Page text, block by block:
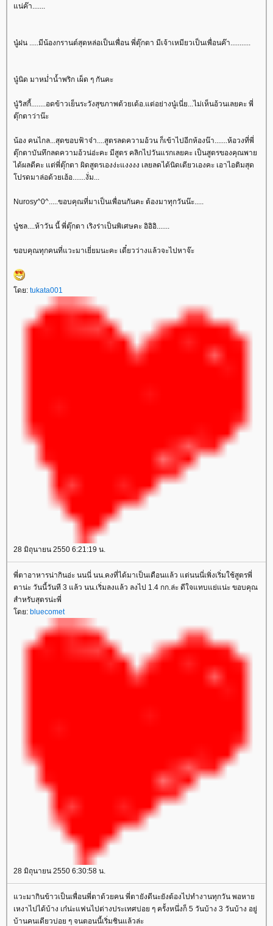
น่ค๊า.......
นู๋ฝน .....มีน้องกรานต์สุดหล่อเป็นเพื่อน พี่ตุ๊กตา มีเจ้าเหมียวเป็นเพื่อนค๊า...........
นู๋นิด มาหม่ำน้ำพริก เผ็ด ๆ กันคะ
นู๋วิสกี้........อดข้าวเย็นระวังสุขภาพด้วยเด้อ.แต่อย่างนู๋เนี่ย...ไม่เห็นอ้วนเลยคะ พี่
ตุ๊กตาว่าน๊ะ
น้อง คนไกล...สุดขอบฟ้าจ๋า....สูตรลดความอ้วน ก็เข้าไปอีกห้องน๊า.......ห้อวงที่พี่
ตุ๊กตาบันทึกลดความอ้วน่อ่ะคะ มีสูตร คลิกไปวันแรกเลยคะ เป็นสูตรของคุณพา
ได้ผลดีคะ แต่พี่ตุ๊กตา ผิดสูตรเองง่ะแงงงง เลยลดได้นิดเดียวเองคะ เอาไอติมสุด
ปรดมาล่อด้วยเฮ้อ.......งั่ม...
Nurosy^0^.....ขอบคุณที่มาเป็นเพื่อนกันคะ ต้องมาทุกวันน๊ะ.....
นู๋ชล....ห้าวัน นี้ พี่ตุ๊กตา เริงร่าเป็นพิเศษคะ อิอิอิ.......
ขอบคุณทุกคนที่แวะมาเยี่ยมนะคะ เดี๋ยวว่างแล้วจะไปหาจ๊ะ
ดย: tukata001
28 มิถุนายน 2550 6:21:19 น.
พี่ตาอาหารน่ากินอ่ะ นนนี่ นน.คงที่ได้มาเป็นเดือนแล้ว แต่นนนี่เพิ่งเริ่มใช้สูตรพี่
ตาน่ะ วันนี้วันที 3 แล้ว นน.เริ่มลงแล้ว ลงไป 1.4 กก.ล่ะ ดีใจแทบแย่แน่ะ ขอบคุณ
สำหรับสุตรน่ะพี่
ดย: bluecomet
28 มิถุนายน 2550 6:30:58 น.
วะมากินข้าวเป็นเพื่อนพี่ตาด้วยคน พี่ตายังดีนะยังต้องไปทำงานทุกวัน พอหา
เหงาไปได้บ้าง เก๋น่ะแฟนไปต่างประเทศบ่อย ๆ ครั้งหนึ่งก็ 5 วันบ้าง 3 วันบ้าง อยู่
บ้านคนเดียวบ่อย ๆ จนตอนนี้เริ่มชินแล้วล่ะ